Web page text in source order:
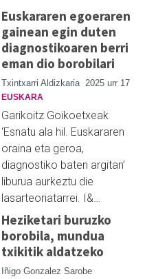
Euskararen egoeraren
gainean egin duten
diagnostikoaren berri
eman dio borobilari
Txintxarri Aldizkaria 2025 urr 17
EUSKARA
Garikoitz Goikoetxeak
‘Esnatu ala hil. Euskararen
oraina eta geroa,
diagnostiko baten argitan’
liburua aurkeztu die
lasarteoriatarrei. I&…
Heziketari buruzko
borobila, mundua
txikitik aldatzeko
Iñigo Gonzalez Sarobe